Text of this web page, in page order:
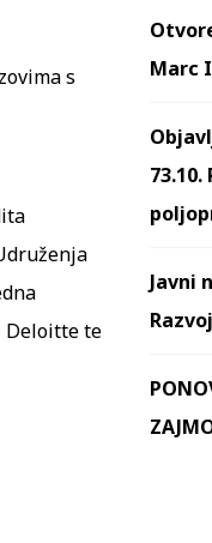
s
Deloitte te
Marc
Javni